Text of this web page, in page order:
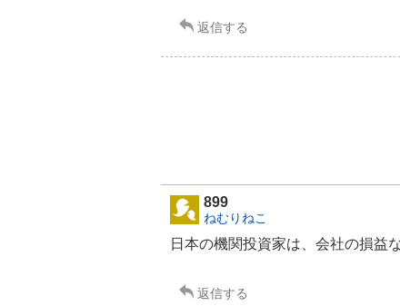
強
売
%
返信する
899
ねむりねこ
日本の機関投資家は、会社の損益
返信する